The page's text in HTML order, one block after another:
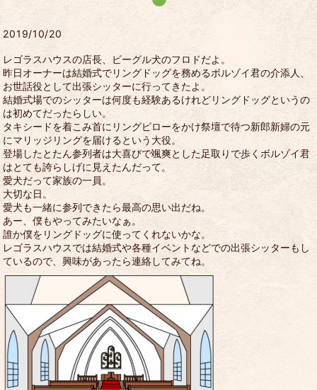
2019/10/20
レゴラスハウスの店長、ビーグル犬のフロドだよ。
昨日オーナーは結婚式でリングドッグを務めるボルゾイ君の介添人、
お世話役として出張シッターに行ってきたよ。
結婚式場でのシッターは何度も経験あるけれどリングドッグというの
は初めてだったらしい。
タキシードを着こみ首にリングピローをかけ祭壇で待つ新郎新婦の元
にマリッジリングを届けるという大役。
登場したとたん参列者は大喜びで颯爽とした足取りで歩くボルゾイ君
はとても誇らしげに見えたんだって。
愛犬だって家族の一員。
大切な日。
愛犬も一緒に参列できたら最高の思い出だね。
あー、僕もやってみたいなぁ。
誰か僕をリングドッグに使ってくれないかな。
レゴラスハウスでは結婚式や各種イベントなどでの出張シッターもし
ているので、興味があったら連絡してみてね。